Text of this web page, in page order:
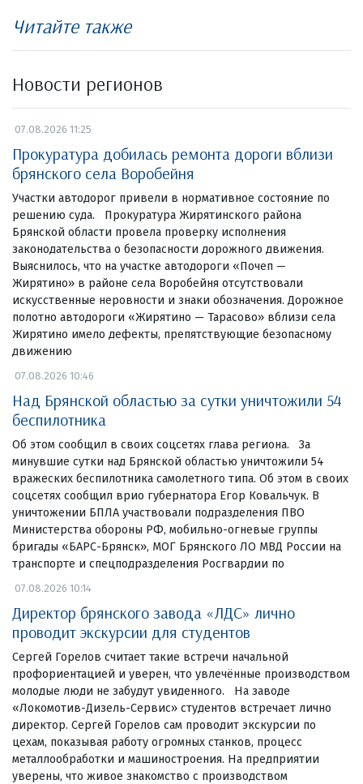
Читайте также
Новости регионов
07.08.2026 11:25
Прокуратура добилась ремонта дороги вблизи
брянского села Воробейня
Участки автодорог привели в нормативное состояние по
решению суда. Прокуратура Жирятинского района
Брянской области провела проверку исполнения
законодательства о безопасности дорожного движения.
Выяснилось, что на участке автодороги «Почеп —
Жирятино» в районе села Воробейня отсутствовали
искусственные неровности и знаки обозначения. Дорожное
полотно автодороги «Жирятино — Тарасово» вблизи села
Жирятино имело дефекты, препятствующие безопасному
движению
07.08.2026 10:46
Над Брянской областью за сутки уничтожили 54
беспилотника
Об этом сообщил в своих соцсетях глава региона. За
минувшие сутки над Брянской областью уничтожили 54
вражеских беспилотника самолетного типа. Об этом в своих
соцсетях сообщил врио губернатора Егор Ковальчук. В
уничтожении БПЛА участвовали подразделения ПВО
Министерства обороны РФ, мобильно-огневые группы
бригады «БАРС-Брянск», МОГ Брянского ЛО МВД России на
транспорте и спецподразделения Росгвардии по
07.08.2026 10:14
Директор брянского завода «ЛДС» лично
проводит экскурсии для студентов
Сергей Горелов считает такие встречи начальной
профориентацией и уверен, что увлечённые производством
молодые люди не забудут увиденного. На заводе
«Локомотив-Дизель-Сервис» студентов встречает лично
директор. Сергей Горелов сам проводит экскурсии по
цехам, показывая работу огромных станков, процесс
металлообработки и машиностроения. На предприятии
уверены, что живое знакомство с производством